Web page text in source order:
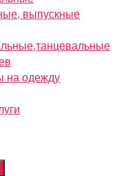
выпускные
на одежду